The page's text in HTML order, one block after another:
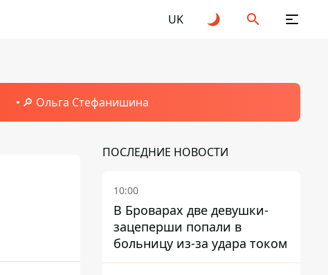
UK
🔎 Ольга Стефанишина
ПОСЛЕДНИЕ НОВОСТИ
10:00
В Броварах две девушки-
зацеперши попали в
больницу из-за удара током